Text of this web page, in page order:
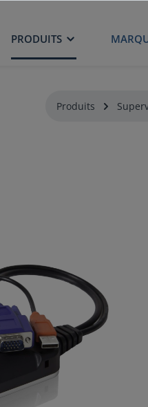
PRODUITS
Produits